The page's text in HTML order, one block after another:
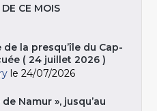
CE MOIS
de la presqu’île du Cap-
( 24 juillet 2026 )
le 24/07/2026
de Namur », jusqu’au